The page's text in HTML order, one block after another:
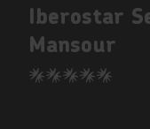
Iberostar
Mansour
5